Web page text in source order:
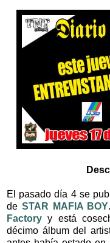
El pasado día 4 se
de STAR MAFIA BOY
Factory y está
décimo álbum del